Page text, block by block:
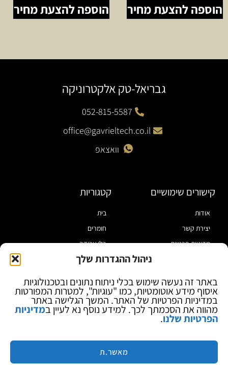
ניהול ההגדרות שלך
באתר זה נעשה שימוש בכלי ניתוח נתונים ובטכנולוגיות
איסוף מידע אוטומטיות, כמו "עוגיות", למטרות המפורטות
במדיניות הפרטיות של האתר. המשך הגלישה באתר
מהווה את הסכמתך לכך. למידע נוסף נא לעיין במדיניות
הפרטיות שלנו.
מאשר.ת
הוספה להצעת מחיר הוספה להצעת מחיר
גבריאל-טק אלקטרוניקה
052-815-5587
office@gavrieltech.co.il
וואצאפ
קישורים שימושיים
אודות
יצירת קשר
מדיניות פרטיות
בלוג
קטגוריות
בית
חומרים
כלי עבודה
מוצרי הלחמה
ספקי כח ומודדים
ציוד אופטי להגדלה
מותגים